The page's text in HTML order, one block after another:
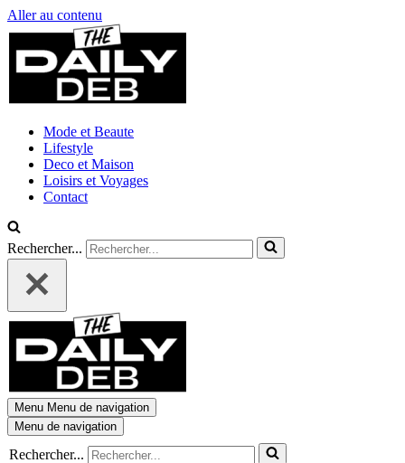
Aller au contenu
Mode et Beaute
Lifestyle
Deco et Maison
Loisirs et Voyages
Contact
Rechercher...
Menu Menu de navigation
Menu de navigation
Rechercher...